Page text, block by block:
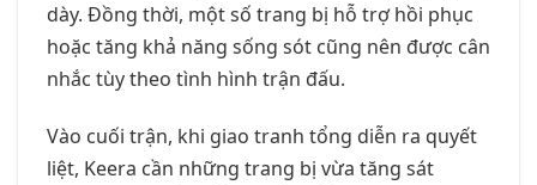
dày. Đồng thời, một số trang bị hỗ trợ hồi phục
hoặc tăng khả năng sống sót cũng nên được cân
nhắc tùy theo tình hình trận đấu.
Vào cuối trận, khi giao tranh tổng diễn ra quyết
liệt, Keera cần những trang bị vừa tăng sát